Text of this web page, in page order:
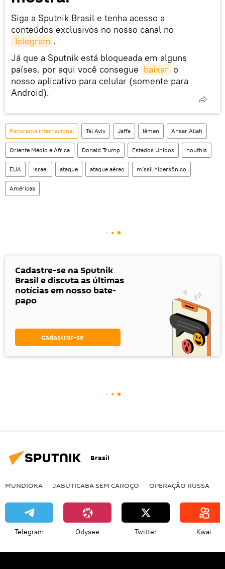
Siga a Sputnik Brasil e tenha acesso a
conteúdos exclusivos no nosso canal no
Telegram .
Já que a Sputnik está bloqueada em alguns
países, por aqui você consegue baixar o
nosso aplicativo para celular (somente para
Android).
Panorama internacional Tel Aviv Jaffa Iêmen Ansar Allah
Oriente Médio e África Donald Trump Estados Unidos houthis
EUA Israel ataque ataque aéreo míssil hipersônico
Américas
Cadastre-se na Sputnik
Brasil e discuta as últimas
notícias em nosso bate-
papo
Cadastrar-se
Brasil
MUNDIOKA JABUTICABA SEM CAROÇO OPERAÇÃO RUSSA
Telegram Odysee Twitter Kwai